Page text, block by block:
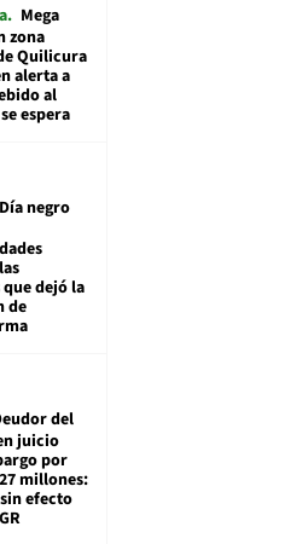
Mega
zona
Quilicura
alerta a
al
espera
negro
dejó la
de
del
juicio
por
millones:
efecto